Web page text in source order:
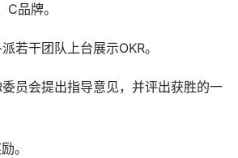
品牌。
若干团队上台展示OKR。
员会提出指导意见，并评出获胜的一
。